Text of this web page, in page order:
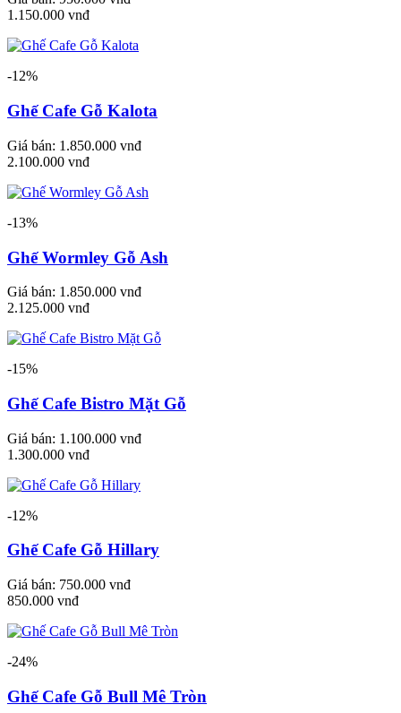
1.150.000 vnđ
-12%
Ghế Cafe Gỗ Kalota
Giá bán: 1.850.000 vnđ
2.100.000 vnđ
-13%
Ghế Wormley Gỗ Ash
Giá bán: 1.850.000 vnđ
2.125.000 vnđ
-15%
Ghế Cafe Bistro Mặt Gỗ
Giá bán: 1.100.000 vnđ
1.300.000 vnđ
-12%
Ghế Cafe Gỗ Hillary
Giá bán: 750.000 vnđ
850.000 vnđ
-24%
Ghế Cafe Gỗ Bull Mê Tròn